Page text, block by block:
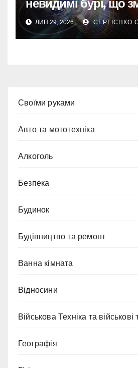
невидимі бурі, що
наш світ
ЛИП 29, 2026 СЕРГІЄНКО
Cвоїми руками
Авто та мототехніка
Алкоголь
Безпека
Будинок
Будівництво та ремонт
Ванна кімната
Відносини
Військова Техніка та військові
Географія